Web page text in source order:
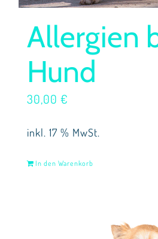
Allergien
Hund
30,00 €
inkl. 17 % MwSt.
In den Warenkorb